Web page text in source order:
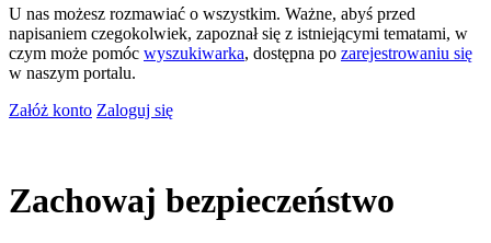
U nas możesz rozmawiać o wszystkim. Ważne, abyś przed
napisaniem czegokolwiek, zapoznał się z istniejącymi tematami, w
czym może pomóc wyszukiwarka, dostępna po zarejestrowaniu się
w naszym portalu.
Załóż konto Zaloguj się
Zachowaj bezpieczeństwo